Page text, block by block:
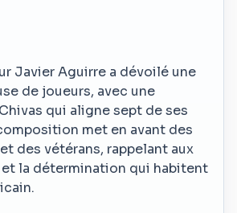
Javier Aguirre a dévoilé une
de joueurs, avec une
qui aligne sept de ses
met en avant des
des vétérans, rappelant aux
et la détermination qui habitent